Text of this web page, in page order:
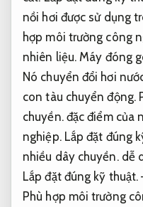
nồi hơi được sử dụng
hợp môi trường công
nhiên liệu.Máy đóng
Nó chuyển đổi hơi
con tàu chuyển động.
chuyền.đặc điểm của
nghiệp. Lắp đặt đúng
nhiều dây chuyền.dễ
Lắp đặt đúng kỹ thuật.
Phù hợp môi trường